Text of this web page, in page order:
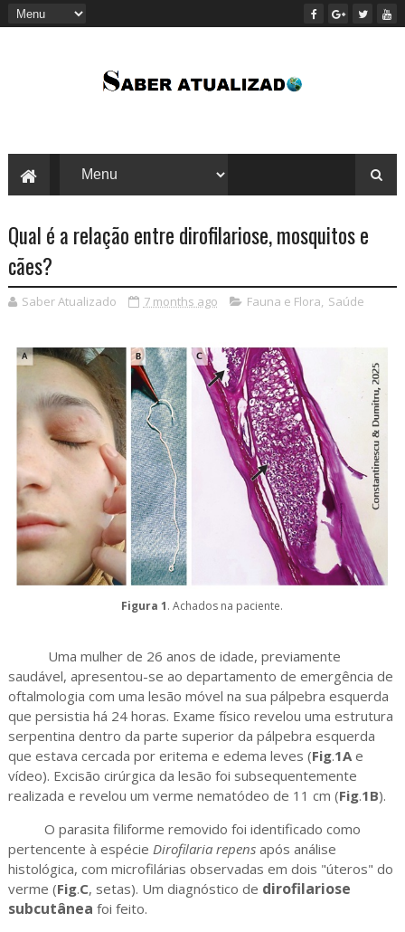
Qual é a relação entre dirofilariose, mosquitos e
cães?
Saber Atualizado 7 months ago Fauna e Flora, Saúde
Figura 1. Achados na paciente.
Uma mulher de 26 anos de idade, previamente
saudável, apresentou-se ao departamento de emergência de
oftalmologia com uma lesão móvel na sua pálpebra esquerda
que persistia há 24 horas. Exame físico revelou uma estrutura
serpentina dentro da parte superior da pálpebra esquerda
que estava cercada por eritema e edema leves (Fig.1Ae
vídeo). Excisão cirúrgica da lesão foi subsequentemente
realizada e revelou um verme nematódeo de 11 cm (Fig.1B).
O parasita filiforme removido foi identificado como
pertencente à espécie Dirofilaria repensapós análise
histológica, com microfilárias observadas em dois "úteros" do
verme (Fig.C, setas). Um diagnóstico de dirofilariose
subcutânea foi feito.